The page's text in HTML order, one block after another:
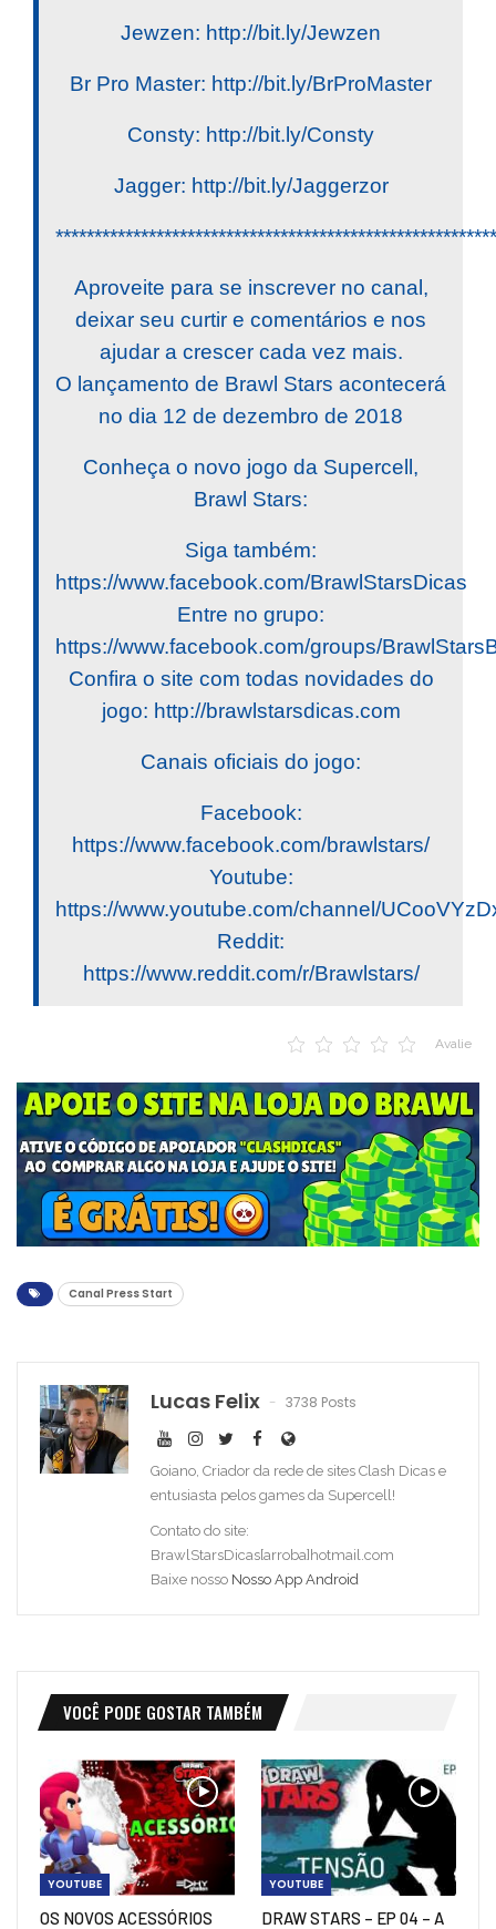
Jewzen: http://bit.ly/Jewzen
Br Pro Master: http://bit.ly/BrProMaster
Consty: http://bit.ly/Consty
Jagger: http://bit.ly/Jaggerzor
Aproveite para se inscrever no canal,
deixar seu curtir e comentários e nos
ajudar a crescer cada vez mais.
O lançamento de Brawl Stars acontecerá
no dia 12 de dezembro de 2018
Conheça o novo jogo da Supercell,
Brawl Stars:
Siga também:
https://www.facebook.com/BrawlStarsDicas
Entre no grupo:
https://www.facebook.com/groups/
Confira o site com todas novidades do
jogo: http://brawlstarsdicas.com
Canais oficiais do jogo:
Facebook:
https://www.facebook.com/brawlstars/
Youtube:
https://www.youtube.com/channel/
Reddit:
https://www.reddit.com/r/Brawlstars/
Avalie
Canal Press Start
Lucas Felix 3738 Posts
Goiano, Criador da rede de sites Clash Dicas e
entusiasta pelos games da Supercell!
Contato do site:
BrawlStarsDicas[arroba]hotmail.com
Baixe nosso Nosso App Android
VOCÊ PODE GOSTAR TAMBÉM
YOUTUBE
OS NOVOS ACESSÓRIOS
YOUTUBE
DRAW STARS – EP 04 – A